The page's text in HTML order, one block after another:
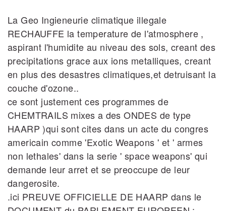
La Geo Ingieneurie climatique illegale
RECHAUFFE la temperature de l'atmosphere ,
aspirant l'humidite au niveau des sols, creant des
precipitations grace aux ions metalliques, creant
en plus des desastres climatiques,et detruisant la
couche d'ozone..
ce sont justement ces programmes de
CHEMTRAILS mixes a des ONDES de type
HAARP )qui sont cites dans un acte du congres
americain comme 'Exotic Weapons ' et ' armes
non lethales' dans la serie ' space weapons' qui
demande leur arret et se preoccupe de leur
dangerosite.
.ici PREUVE OFFICIELLE DE HAARP dans le